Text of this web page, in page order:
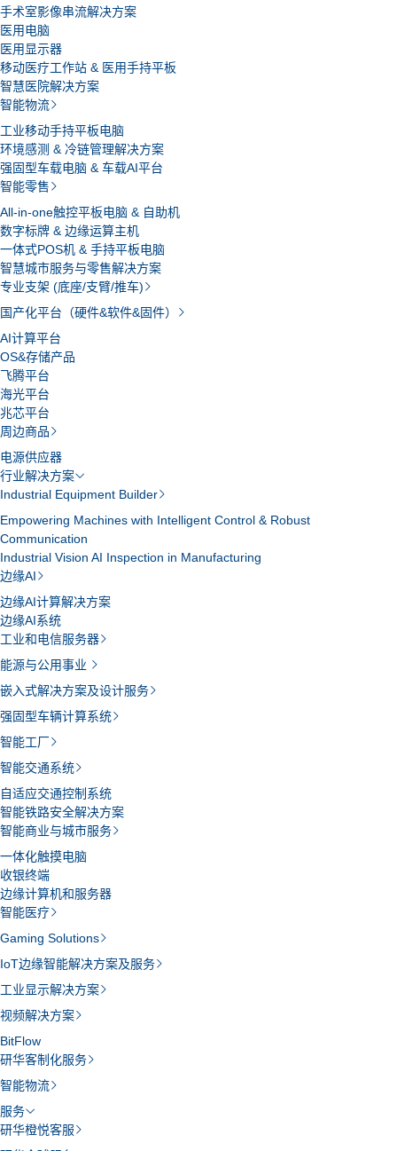
手术室影像串流解决方案
医用电脑
医用显示器
移动医疗工作站 & 医用手持平板
智慧医院解决方案
智能物流
工业移动手持平板电脑
环境感测 & 冷链管理解决方案
强固型车载电脑 & 车载AI平台
智能零售
All-in-one触控平板电脑 & 自助机
数字标牌 & 边缘运算主机
一体式POS机 & 手持平板电脑
智慧城市服务与零售解决方案
专业支架 (底座/支臂/推车)
国产化平台（硬件&软件&固件）
AI计算平台
OS&存储产品
飞腾平台
海光平台
兆芯平台
周边商品
电源供应器
行业解决方案
Industrial Equipment Builder
Empowering Machines with Intelligent Control & Robust
Communication
Industrial Vision AI Inspection in Manufacturing
边缘AI
边缘AI计算解决方案
边缘AI系统
工业和电信服务器
能源与公用事业
嵌入式解决方案及设计服务
强固型车辆计算系统
智能工厂
智能交通系统
自适应交通控制系统
智能铁路安全解决方案
智能商业与城市服务
一体化触摸电脑
收银终端
边缘计算机和服务器
智能医疗
Gaming Solutions
IoT边缘智能解决方案及服务
工业显示解决方案
视频解决方案
BitFlow
研华客制化服务
智能物流
服务
研华橙悦客服